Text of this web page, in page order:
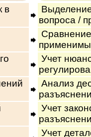
в
вопроса /
Учет
Анализ
Учет
Учет